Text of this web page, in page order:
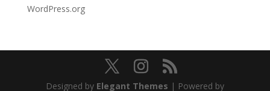
WordPress.org
Designed by Elegant Themes | Powered by